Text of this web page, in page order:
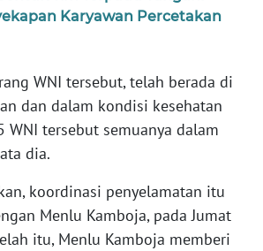
Karyawan Percetakan
WNI tersebut, telah berada di
dan dalam kondisi kesehatan
WNI tersebut semuanya dalam
dia.
koordinasi penyelamatan itu
Menlu Kamboja, pada Jumat
itu, Menlu Kamboja memberi